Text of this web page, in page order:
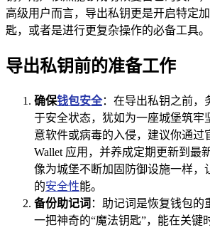
高级用户而言，导出私钥更是开启特定
匙，或者是进行更复杂操作的必备工具。
导出私钥前的准备工作
确保钱包安全：在导出私钥之前，
于安全状态，犹如为一座城堡筑牢
意软件或病毒的入侵，建议你通过
Wallet 应用，并养成定期更新到最
像为城堡不断加固防御设施一样，
的安全性能。
备份助记词 ：助记词是恢复钱包的
一把神奇的“魔法钥匙”，能在关键